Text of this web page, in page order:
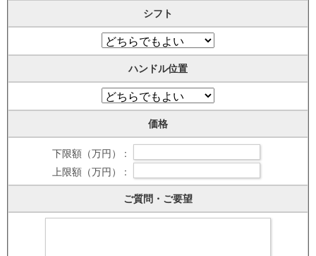
シフト
ハンドル位置
価格
下限額（万円） :
上限額（万円） :
ご質問・ご要望